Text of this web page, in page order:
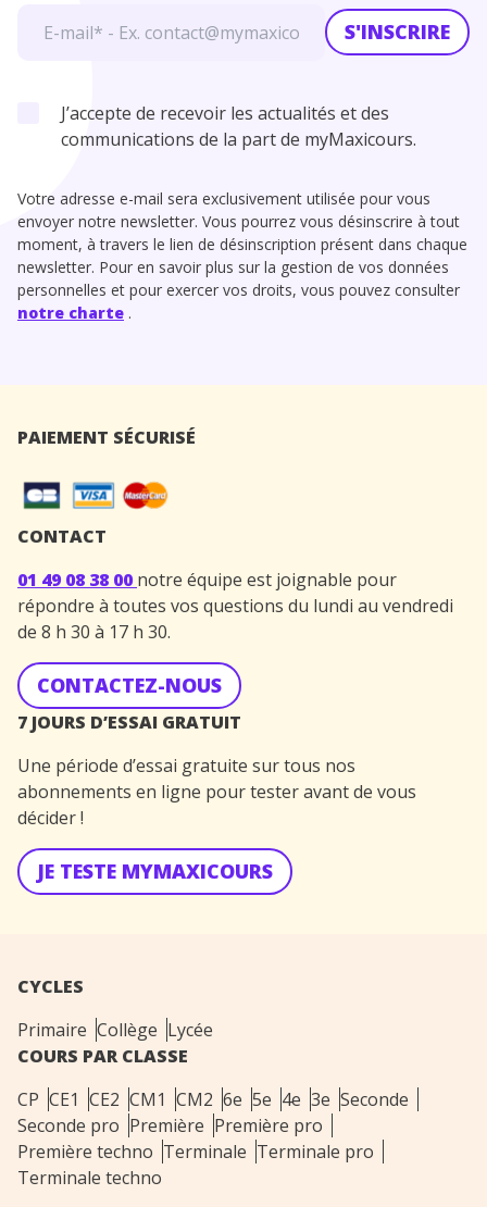
S'INSCRIRE
J’accepte de recevoir les actualités et des
communications de la part de myMaxicours.
Votre adresse e-mail sera exclusivement utilisée pour vous
envoyer notre newsletter. Vous pourrez vous désinscrire à tout
moment, à travers le lien de désinscription présent dans chaque
newsletter. Pour en savoir plus sur la gestion de vos données
personnelles et pour exercer vos droits, vous pouvez consulter
notre charte .
PAIEMENT SÉCURISÉ
CONTACT
01 49 08 38 00 notre équipe est joignable pour
répondre à toutes vos questions du lundi au vendredi
de 8 h 30 à 17 h 30.
CONTACTEZ-NOUS
7 JOURS D’ESSAI GRATUIT
Une période d’essai gratuite sur tous nos
abonnements en ligne pour tester avant de vous
décider !
JE TESTE MYMAXICOURS
CYCLES
Primaire Collège Lycée
COURS PAR CLASSE
CP CE1 CE2 CM1 CM2 6e 5e 4e 3e Seconde
Seconde pro Première Première pro
Première techno Terminale Terminale pro
Terminale techno